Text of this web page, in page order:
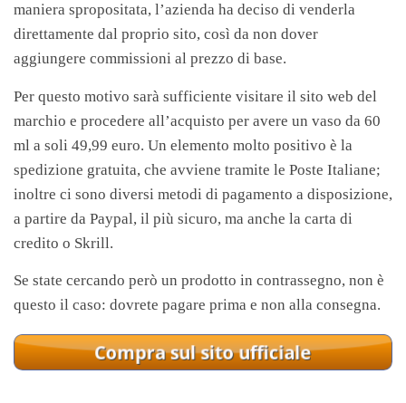
maniera spropositata, l’azienda ha deciso di venderla
direttamente dal proprio sito, così da non dover
aggiungere commissioni al prezzo di base.
Per questo motivo sarà sufficiente visitare il sito web del
marchio e procedere all’acquisto per avere un vaso da 60
ml a soli 49,99 euro. Un elemento molto positivo è la
spedizione gratuita, che avviene tramite le Poste Italiane;
inoltre ci sono diversi metodi di pagamento a disposizione,
a partire da Paypal, il più sicuro, ma anche la carta di
credito o Skrill.
Se state cercando però un prodotto in contrassegno, non è
questo il caso: dovrete pagare prima e non alla consegna.